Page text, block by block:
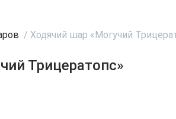
/ Ходячий шар «Могучий
Трицератопс»